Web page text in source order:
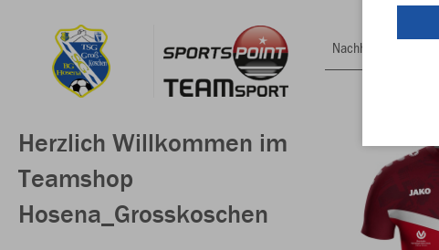
Herzlich Willkommen im
Teamshop
Hosena_Grosskoschen
Nachhaltig